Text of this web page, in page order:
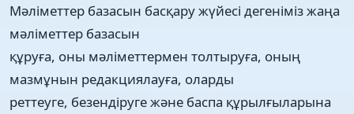
Мәліметтер базасын басқару жүйесі дегеніміз жаңа
мәліметтер базасын
құруға, оны мәліметтермен толтыруға, оның
мазмұнын редакциялауға, оларды
реттеуге, безендіруге және баспа құрылғыларына